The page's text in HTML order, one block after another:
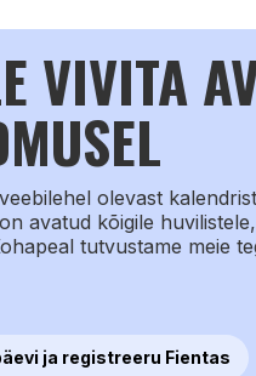
VIVITA
olevast
avatud kõigile
tutvustame meie
ja registreeru Fientas